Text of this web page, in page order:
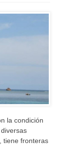
la condición
tiene fronteras